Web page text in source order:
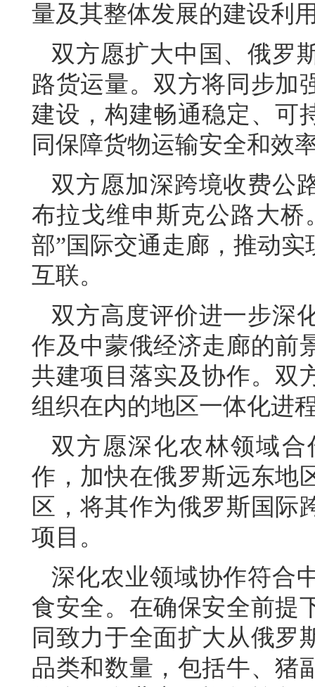
量及其整体发展的建设利
双方愿扩大中国、俄罗
路货运量。双方将同步加
建设，构建畅通稳定、可
同保障货物运输安全和效
双方愿加深跨境收费公
布拉戈维申斯克公路大
部”国际交通走廊，推动
互联。
双方高度评价进一步深
作及中蒙俄经济走廊的前
共建项目落实及协作。双
组织在内的地区一体化进
双方愿深化农林领域
作，加快在俄罗斯远东地
区，将其作为俄罗斯国际
项目。
深化农业领域协作符合
食安全。在确保安全前提
同致力于全面扩大从俄罗
品类和数量，包括牛、猪